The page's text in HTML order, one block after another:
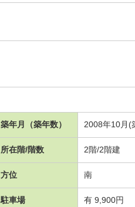
築年月（築年数） 2008年10月(
所在階/階数 2階/2階建
方位 南
駐車場 有 9,900円